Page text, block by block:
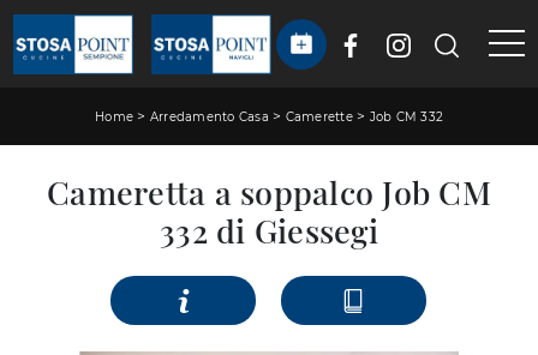
Home > Arredamento Casa > Camerette > Job CM 332
Cameretta a soppalco Job CM
332 di Giessegi